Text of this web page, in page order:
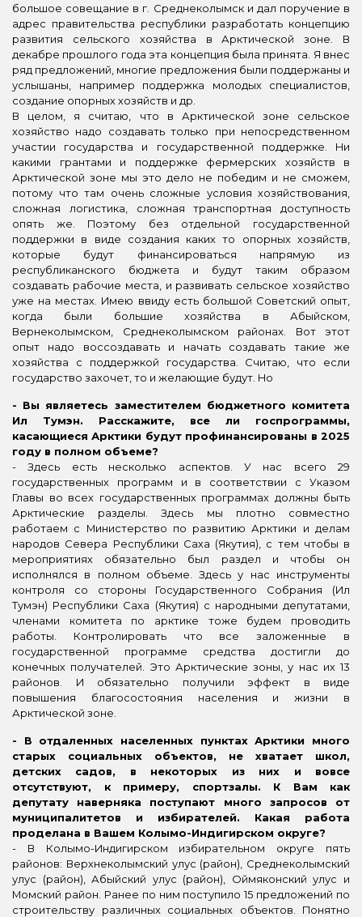
большое совещание в г. Среднеколымск и дал поручение в
адрес правительства республики разработать концепцию
развития сельского хозяйства в Арктической зоне. В
декабре прошлого года эта концепция была принята. Я внес
ряд предложений, многие предложения были поддержаны и
услышаны, например поддержка молодых специалистов,
создание опорных хозяйств и др.
В целом, я считаю, что в Арктической зоне сельское
хозяйство надо создавать только при непосредственном
участии государства и государственной поддержке. Ни
какими грантами и поддержке фермерских хозяйств в
Арктической зоне мы это дело не победим и не сможем,
потому что там очень сложные условия хозяйствования,
сложная логистика, сложная транспортная доступность
опять же. Поэтому без отдельной государственной
поддержки в виде создания каких то опорных хозяйств,
которые будут финансироваться напрямую из
республиканского бюджета и будут таким образом
создавать рабочие места, и развивать сельское хозяйство
уже на местах. Имею ввиду есть большой Советский опыт,
когда были большие хозяйства в Абыйском,
Вернеколымском, Среднеколымском районах. Вот этот
опыт надо воссоздавать и начать создавать такие же
хозяйства с поддержкой государства. Считаю, что если
государство захочет, то и желающие будут. Но
- Вы являетесь заместителем бюджетного комитета
Ил Тумэн. Расскажите, все ли госпрограммы,
касающиеся Арктики будут профинансированы в 2025
году в полном объеме?
- Здесь есть несколько аспектов. У нас всего 29
государственных программ и в соответствии с Указом
Главы во всех государственных программах должны быть
Арктические разделы. Здесь мы плотно совместно
работаем с Министерство по развитию Арктики и делам
народов Севера Республики Саха (Якутия), с тем чтобы в
мероприятиях обязательно был раздел и чтобы он
исполнялся в полном объеме. Здесь у нас инструменты
контроля со стороны Государственного Собрания (Ил
Тумэн) Республики Саха (Якутия) с народными депутатами,
членами комитета по арктике тоже будем проводить
работы. Контролировать что все заложенные в
государственной программе средства достигли до
конечных получателей. Это Арктические зоны, у нас их 13
районов. И обязательно получили эффект в виде
повышения благосостояния населения и жизни в
Арктической зоне.
- В отдаленных населенных пунктах Арктики много
старых социальных объектов, не хватает школ,
детских садов, в некоторых из них и вовсе
отсутствуют, к примеру, спортзалы. К Вам как
депутату наверняка поступают много запросов от
муниципалитетов и избирателей. Какая работа
проделана в Вашем Колымо-Индигирском округе?
- В Колымо-Индигирском избирательном округе пять
районов: Верхнеколымский улус (район), Среднеколымский
улус (район), Абыйский улус (район), Оймяконский улус и
Момский район. Ранее по ним поступило 15 предложений по
строительству различных социальных объектов. Понятно